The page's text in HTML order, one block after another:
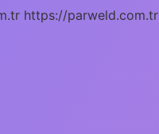
https://parweld.com.tr